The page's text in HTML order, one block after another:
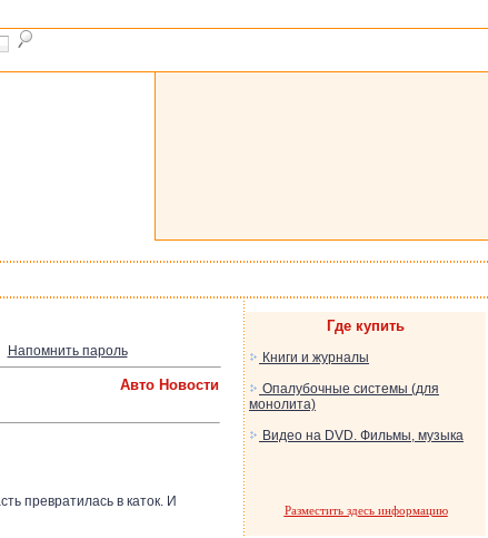
Напомнить пароль
Авто Новости
превратилась в каток. И
Где купить
Книги и журналы
Опалубочные системы (для
монолита)
Видео на DVD. Фильмы, музыка
Разместить здесь информацию